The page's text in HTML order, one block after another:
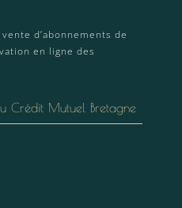
d’abonnements de
en ligne des
Crédit Mutuel Bretagne